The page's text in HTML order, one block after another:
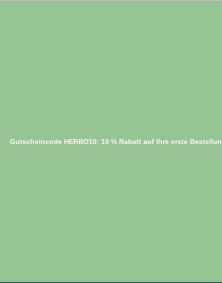
Gutscheincode HERBO10: 10 % Rabatt auf Ihre erste